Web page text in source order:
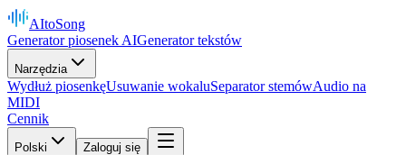
AItoSong
Generator piosenek AIGenerator tekstów
Narzędzia
Wydłuż piosenkęUsuwanie wokaluSeparator stemówAudio na
MIDI
Cennik
Polski Zaloguj się